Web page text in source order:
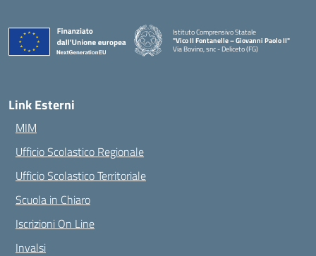
Istituto Comprensivo Statale
"Vico II Fontanelle – Giovanni Paolo II"
Via Bovino, snc - Deliceto (FG)
Link Esterni
MIM
Ufficio Scolastico Regionale
Ufficio Scolastico Territoriale
Scuola in Chiaro
Iscrizioni On Line
Invalsi